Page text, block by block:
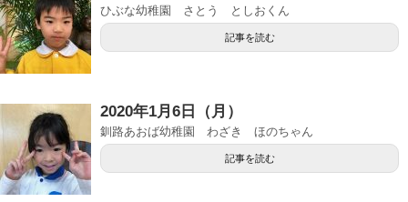
ひぶな幼稚園 さとう としおくん
記事を読む
2020年1月6日（月）
釧路あおば幼稚園 わざき ほのちゃん
記事を読む